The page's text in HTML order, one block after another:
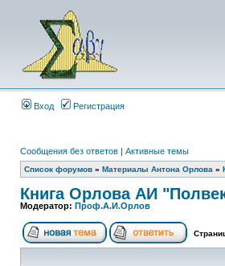
Вход Регистрация
Сообщения без ответов | Активные темы
Список форумов » Материалы Антона Орлова »
Книга Орлова АИ
Модератор: Проф.А.И.Орлов